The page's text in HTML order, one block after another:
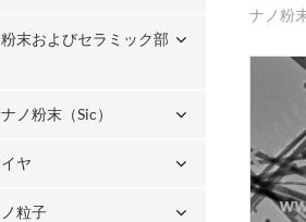
末およびセラミック部
ノ粉末（sic）
ヤ
粒子
ナノ粉